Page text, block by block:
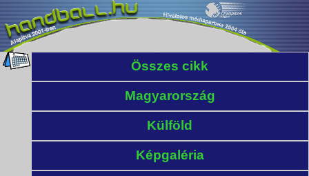
Összes cikk
Magyarország
Külföld
Képgaléria